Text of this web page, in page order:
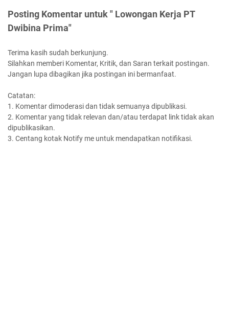
Posting Komentar untuk " Lowongan Kerja PT
Dwibina Prima"
Terima kasih sudah berkunjung.
Silahkan memberi Komentar, Kritik, dan Saran terkait postingan.
Jangan lupa dibagikan jika postingan ini bermanfaat.
Catatan:
1. Komentar dimoderasi dan tidak semuanya dipublikasi.
2. Komentar yang tidak relevan dan/atau terdapat link tidak akan
dipublikasikan.
3. Centang kotak Notify me untuk mendapatkan notifikasi.